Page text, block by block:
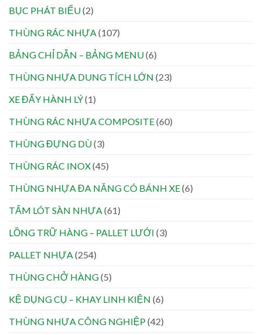
BỤC PHÁT BIỂU(2)
THÙNG RÁC NHỰA(107)
BẢNG CHỈ DẪN – BẢNG MENU(6)
THÙNG NHỰA DUNG TÍCH LỚN (23)
XE ĐẨY HÀNH LÝ(1)
THÙNG RÁC NHỰA COMPOSITE(60)
THÙNG ĐỰNG DÙ(3)
THÙNG RÁC INOX(45)
THÙNG NHỰA ĐA NĂNG CÓ BÁNH XE(6)
TẤM LÓT SÀN NHỰA(61)
LỒNG TRỮ HÀNG – PALLET LƯỚI (3)
PALLET NHỰA(254)
THÙNG CHỞ HÀNG(5)
KỆ DỤNG CỤ – KHAY LINH KIỆN (6)
THÙNG NHỰA CÔNG NGHIỆP(42)